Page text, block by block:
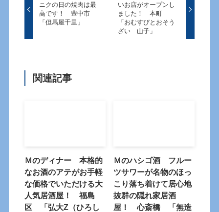
ニクの日の焼肉は最
高です！ 豊中市
「但馬屋千里」
いお店がオープンし
ました！ 本町
「おむすびとおそう
ざい 山子」
関連記事
Ｍのディナー 本格的
なお酒のアテがお手軽
な価格でいただける大
人気居酒屋！ 福島
区 「弘大Z（ひろし
Ｍのハシゴ酒 フルー
ツサワーが名物のほっ
こり落ち着けて居心地
抜群の隠れ家居酒
屋！ 心斎橋 「無造